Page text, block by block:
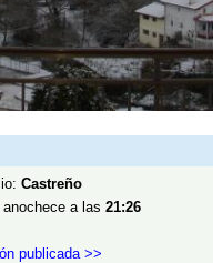
Castreño
a las 21:26
publicada >>